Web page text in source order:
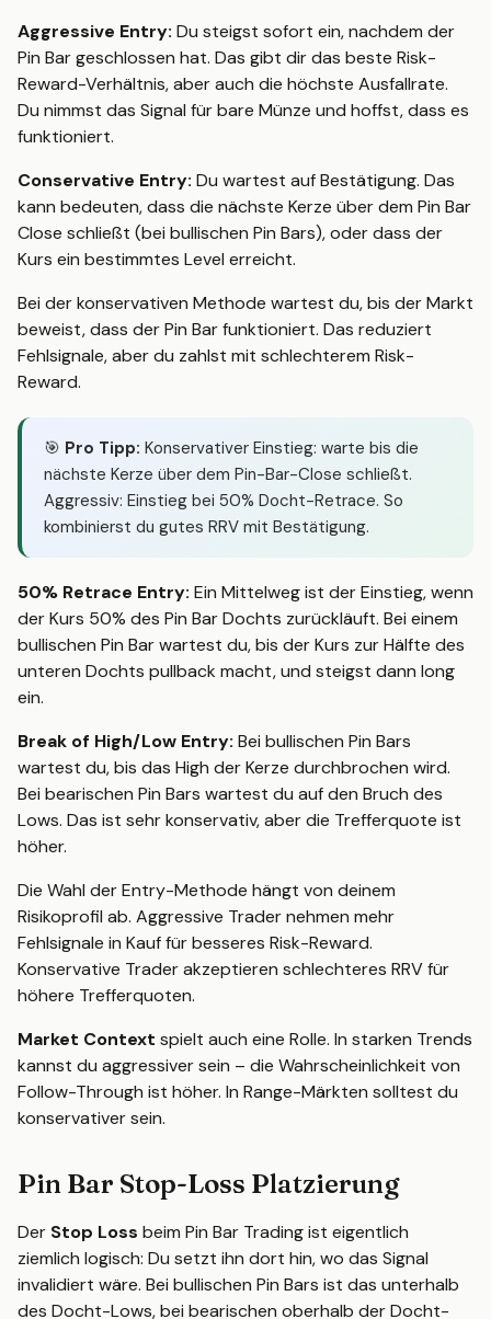
Aggressive Entry: Du steigst sofort ein, nachdem der
Pin Bar geschlossen hat. Das gibt dir das beste Risk-
Reward-Verhältnis, aber auch die höchste Ausfallrate.
Du nimmst das Signal für bare Münze und hoffst, dass es
funktioniert.
Conservative Entry: Du wartest auf Bestätigung. Das
kann bedeuten, dass die nächste Kerze über dem Pin Bar
Close schließt (bei bullischen Pin Bars), oder dass der
Kurs ein bestimmtes Level erreicht.
Bei der konservativen Methode wartest du, bis der Markt
beweist, dass der Pin Bar funktioniert. Das reduziert
Fehlsignale, aber du zahlst mit schlechterem Risk-
Reward.
🎯 Pro Tipp: Konservativer Einstieg: warte bis die
nächste Kerze über dem Pin-Bar-Close schließt.
Aggressiv: Einstieg bei 50% Docht-Retrace. So
kombinierst du gutes RRV mit Bestätigung.
50% Retrace Entry: Ein Mittelweg ist der Einstieg, wenn
der Kurs 50% des Pin Bar Dochts zurückläuft. Bei einem
bullischen Pin Bar wartest du, bis der Kurs zur Hälfte des
unteren Dochts pullback macht, und steigst dann long
ein.
Break of High/Low Entry: Bei bullischen Pin Bars
wartest du, bis das High der Kerze durchbrochen wird.
Bei bearischen Pin Bars wartest du auf den Bruch des
Lows. Das ist sehr konservativ, aber die Trefferquote ist
höher.
Die Wahl der Entry-Methode hängt von deinem
Risikoprofil ab. Aggressive Trader nehmen mehr
Fehlsignale in Kauf für besseres Risk-Reward.
Konservative Trader akzeptieren schlechteres RRV für
höhere Trefferquoten.
Market Context spielt auch eine Rolle. In starken Trends
kannst du aggressiver sein – die Wahrscheinlichkeit von
Follow-Through ist höher. In Range-Märkten solltest du
konservativer sein.
Pin Bar Stop-Loss Platzierung
Der Stop Loss beim Pin Bar Trading ist eigentlich
ziemlich logisch: Du setzt ihn dort hin, wo das Signal
invalidiert wäre. Bei bullischen Pin Bars ist das unterhalb
des Docht-Lows, bei bearischen oberhalb der Docht-